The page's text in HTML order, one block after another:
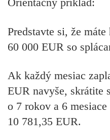
Predstavte si, že
60 000 EUR so
Ak každý mesiac
EUR navyše, skrátite
o 7 rokov a 6 mesiace
10 781,35 EUR.